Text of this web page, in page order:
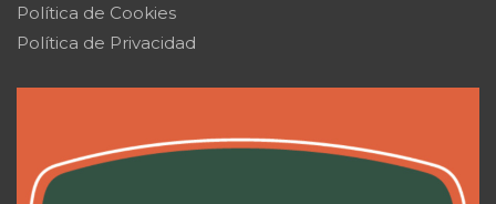
Política de Cookies
Política de Privacidad